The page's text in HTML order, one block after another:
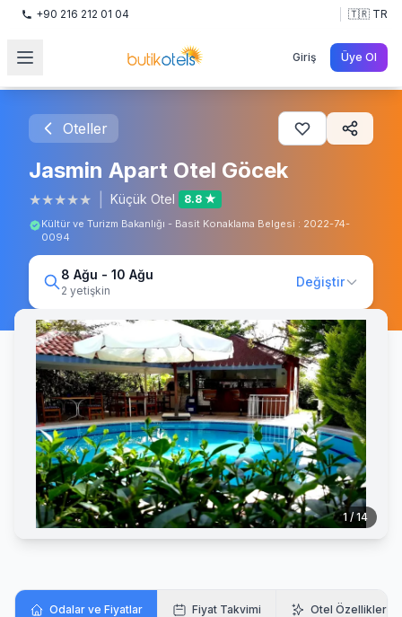
+90 216 212 01 04 🇹🇷 TR
Giriş Üye Ol
Oteller
Jasmin Apart Otel Göcek
★★★★★ Küçük Otel 8.8 ★
Kültür ve Turizm Bakanlığı - Basit Konaklama Belgesi : 2022-74-
0094
8 Ağu - 10 Ağu
2 yetişkin
Değiştir
1 / 14
Odalar ve Fiyatlar Fiyat Takvimi Otel Özellikleri